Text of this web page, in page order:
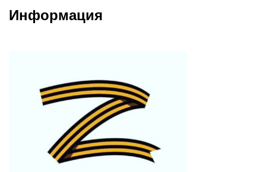
Информация